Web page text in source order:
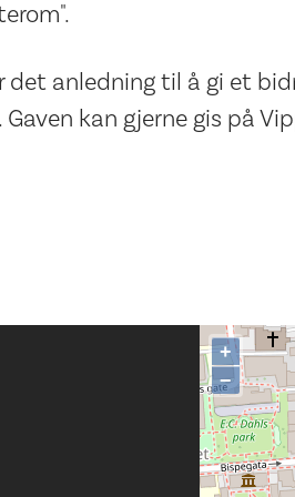
det anledning til å gi et
kan gjerne gis på
+
−